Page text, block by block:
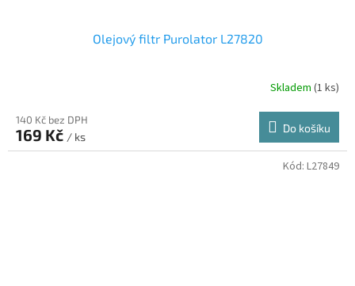
Olejový filtr Purolator L27820
Skladem (1 ks)
140 Kč bez DPH
169 Kč / ks
Do košíku
Kód: L27849